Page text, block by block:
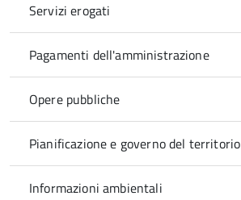
Servizi erogati
Pagamenti dell'amministrazione
Opere pubbliche
Pianificazione e governo del territorio
Informazioni ambientali